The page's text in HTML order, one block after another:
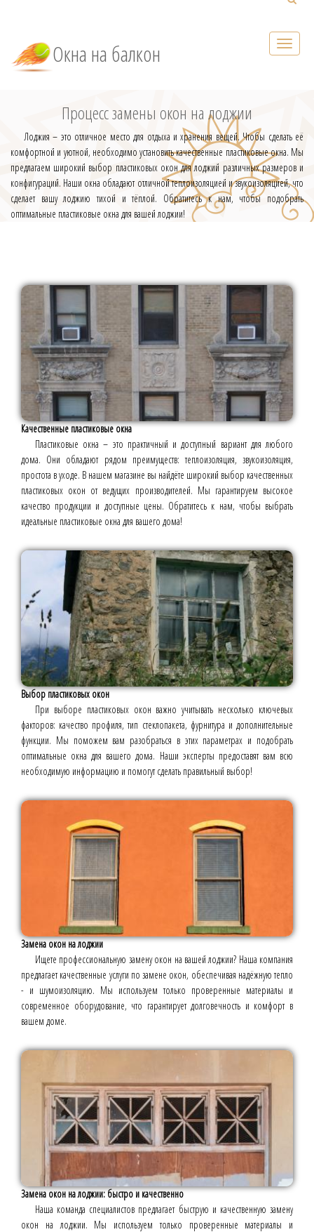
Окна на балкон
Процесс замены окон на лоджии
Лоджия – это отличное место для отдыха и хранения вещей. Чтобы сделать её
комфортной и уютной, необходимо установить качественные пластиковые окна. Мы
предлагаем широкий выбор пластиковых окон для лоджий различных размеров и
конфигураций. Наши окна обладают отличной теплоизоляцией и звукоизоляцией, что
сделает вашу лоджию тихой и тёплой. Обратитесь к нам, чтобы подобрать
оптимальные пластиковые окна для вашей лоджии!
Качественные пластиковые окна
Пластиковые окна – это практичный и доступный вариант для любого
дома. Они обладают рядом преимуществ: теплоизоляция, звукоизоляция,
простота в уходе. В нашем магазине вы найдёте широкий выбор качественных
пластиковых окон от ведущих производителей. Мы гарантируем высокое
качество продукции и доступные цены. Обратитесь к нам, чтобы выбрать
идеальные пластиковые окна для вашего дома!
Выбор пластиковых окон
При выборе пластиковых окон важно учитывать несколько ключевых
факторов: качество профиля, тип стеклопакета, фурнитура и дополнительные
функции. Мы поможем вам разобраться в этих параметрах и подобрать
оптимальные окна для вашего дома. Наши эксперты предоставят вам всю
необходимую информацию и помогут сделать правильный выбор!
Замена окон на лоджии
Ищете профессиональную замену окон на вашей лоджии? Наша компания
предлагает качественные услуги по замене окон, обеспечивая надёжную тепло
- и шумоизоляцию. Мы используем только проверенные материалы и
современное оборудование, что гарантирует долговечность и комфорт в
вашем доме.
Замена окон на лоджии: быстро и качественно
Наша команда специалистов предлагает быструю и качественную замену
окон на лоджии. Мы используем только проверенные материалы и